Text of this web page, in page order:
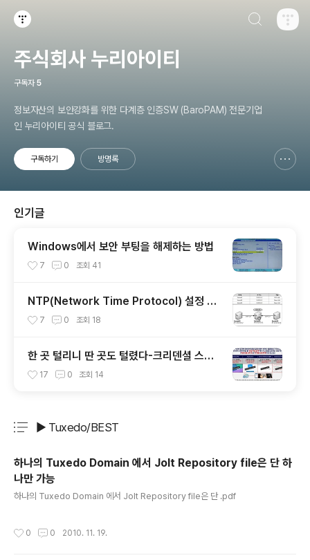
주식회사 누리아이티
구독자 5
정보자산의 보안강화를 위한 다계층 인증SW (BaroPAM) 전문기업
인 누리아이티 공식 블로그.
구독하기 방명록
인기글
Windows에서 보안 부팅을 해제하는 방법
7 0 조회 41
NTP(Network Time Protocol) 설정 가
이드
7 0 조회 18
한 곳 털리니 딴 곳도 털렸다-크리덴셜 스터
핑(Credential Stuffing) 공격
17 0 조회 14
▶ Tuxedo/BEST
하나의 Tuxedo Domain 에서 Jolt Repository file은 단 하
나만 가능
하나의 Tuxedo Domain 에서 Jolt Repository file은 단 .pdf
0 0 2010. 11. 19.